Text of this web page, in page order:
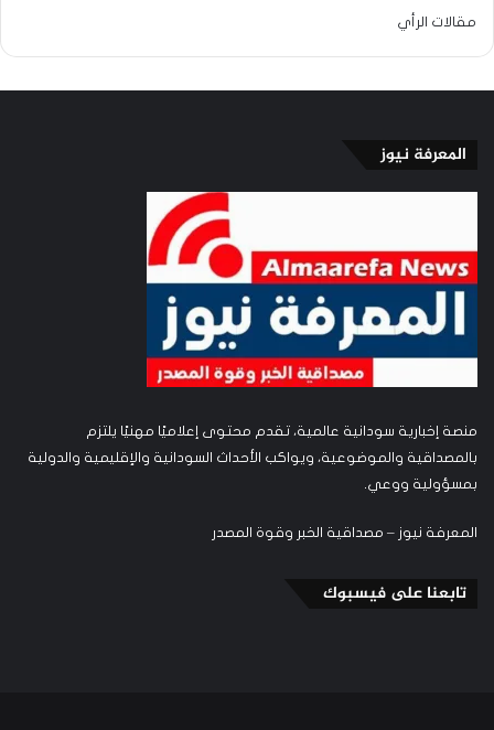
مقالات الرأي
المعرفة نيوز
منصة إخبارية سودانية عالمية، تقدم محتوى إعلاميًا مهنيًا يلتزم
بالمصداقية والموضوعية، ويواكب الأحداث السودانية والإقليمية والدولية
بمسؤولية ووعي.
المعرفة نيوز – مصداقية الخبر وقوة المصدر
تابعنا على فيسبوك